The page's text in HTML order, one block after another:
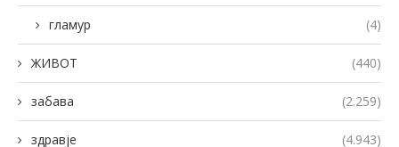
гламур (4)
ЖИВОТ (440)
забава (2.259)
здравје (4.943)